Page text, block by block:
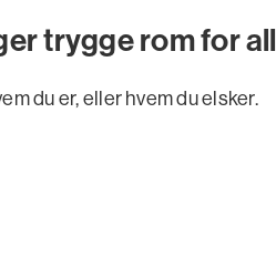
trygge rom for all
du er, eller hvem du elsker.